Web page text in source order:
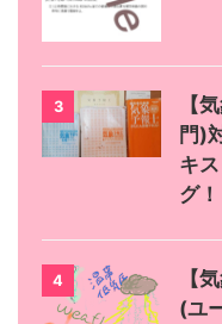
3
【
門)
キ
グ
4
【
(ユ